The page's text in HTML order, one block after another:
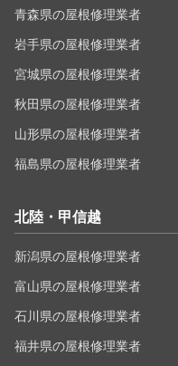
青森県の屋根修理業者
岩手県の屋根修理業者
宮城県の屋根修理業者
秋田県の屋根修理業者
山形県の屋根修理業者
福島県の屋根修理業者
北陸・甲信越
新潟県の屋根修理業者
富山県の屋根修理業者
石川県の屋根修理業者
福井県の屋根修理業者